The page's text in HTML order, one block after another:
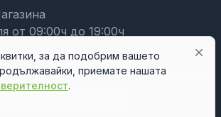
от 09:00ч до 19:00ч
close
за да подобрим вашето
приемате нашата
.